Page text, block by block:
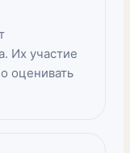
Их участие
оценивать